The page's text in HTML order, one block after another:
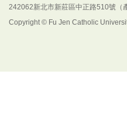
242062新北市新莊區中正路510號（
Copyright © Fu Jen Catholic